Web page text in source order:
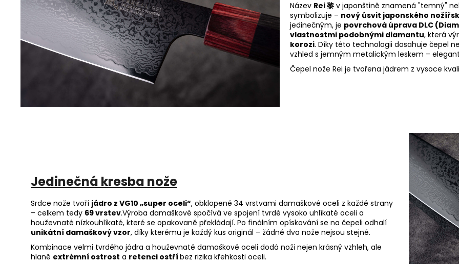
Název Rei 黎v japonštině znamená "temný"
symbolizuje – nový úsvit japonského
jedinečným, je povrchová úprava DLC
vlastnostmi podobnými diamantu, která
korozi. Díky této technologii dosahuje čepel
vzhled s jemným metalickým leskem –
Čepel nože Rei je tvořena jádrem z vysoce
Jedinečná kresba nože
Srdce nože tvoří jádro z VG10 „super oceli“, obklopené 34 vrstvami damaškové oceli z každé strany
– celkem tedy 69 vrstev.Výroba damaškové spočívá ve spojení tvrdé vysoko uhlíkaté oceli a
houževnaté nízkouhlíkaté, které se opakovaně překládají. Po finálním opískování se na čepeli odhalí
unikátní damaškový vzor, díky kterému je každý kus originál – žádné dva nože nejsou stejné.
Kombinace velmi tvrdého jádra a houževnaté damaškové oceli dodá noži nejen krásný vzhleh, ale
hlaně extrémní ostrost a retenci ostří bez rizika křehkosti oceli.